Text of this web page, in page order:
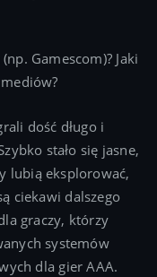
Gamescom)? Jaki
dość długo i
stało się jasne,
lubią eksplorować,
ciekawi dalszego
graczy, którzy
systemów
dla gier AAA.